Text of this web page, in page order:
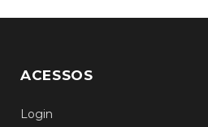
ACESSOS
Login